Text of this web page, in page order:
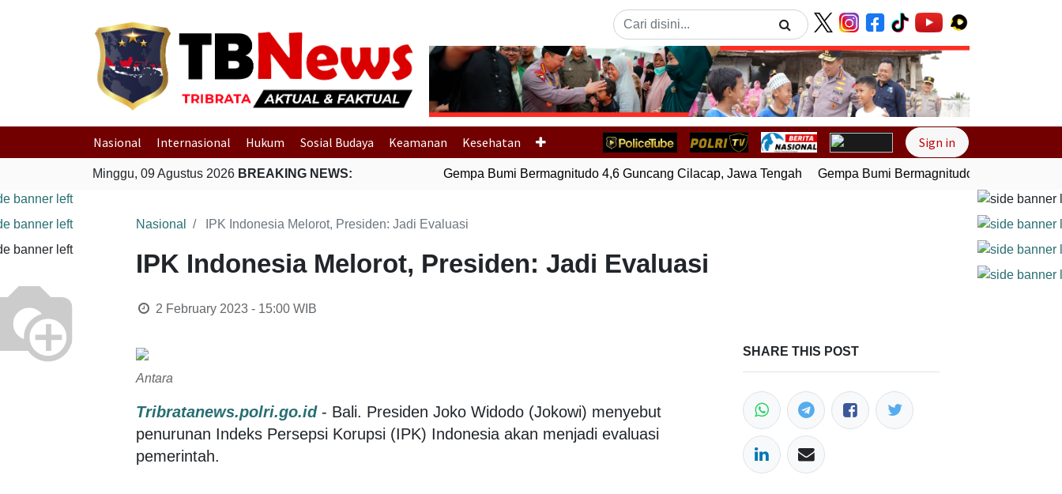
Previous Next
Nasional Internasional Hukum Sosial Budaya Keamanan Kesehatan Sign in
Minggu, 09 Agustus 2026 BREAKING NEWS: Gempa Bumi Bermagnitudo 4,6 Guncang Cilacap, Jawa Tengah Gempa Bumi Bermagnitudo 3,0 Guncang
Nasional IPK Indonesia Melorot, Presiden: Jadi Evaluasi
IPK Indonesia Melorot, Presiden: Jadi Evaluasi
2 February 2023 - 15:00WIB
Antara
Tribratanews.polri.go.id - Bali. Presiden Joko Widodo (Jokowi) menyebut
penurunan Indeks Persepsi Korupsi (IPK) Indonesia akan menjadi evaluasi
pemerintah.
SHARE THIS POST